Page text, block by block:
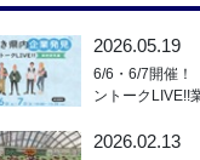
2026.05.19
6/6・6/7開催！
ントークLIVE!!
2026.02.13